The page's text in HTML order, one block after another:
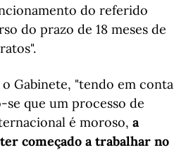
do referido
do prazo de 18 meses de
Gabinete, "tendo em conta
se que um processo de
é moroso, a
começado a trabalhar no